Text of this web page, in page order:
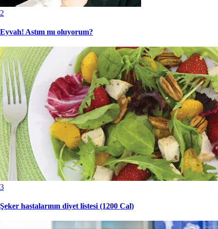
2
Eyvah! Astım mı oluyorum?
3
Şeker hastalarının diyet listesi (1200 Cal)